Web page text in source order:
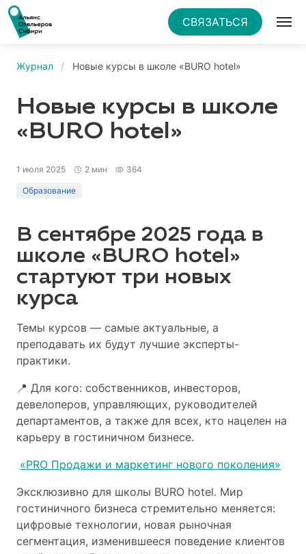
СВЯЗАТЬСЯ
Журнал Новые курсы в школе «BURO hotel»
Новые курсы в школе
«BURO hotel»
1 июля 2025 2 мин 364
Образование
В сентябре 2025 года в
школе «BURO hotel»
стартуют три новых
курса
Темы курсов — самые актуальные, а
преподавать их будут лучшие эксперты-
практики.
📍 Для кого: собственников, инвесторов,
девелоперов, управляющих, руководителей
департаментов, а также для всех, кто нацелен на
карьеру в гостиничном бизнесе.
«PRO Продажи и маркетинг нового поколения»
Эксклюзивно для школы BURO hotel. Мир
гостиничного бизнеса стремительно меняется:
цифровые технологии, новая рыночная
сегментация, изменившееся поведение клиентов